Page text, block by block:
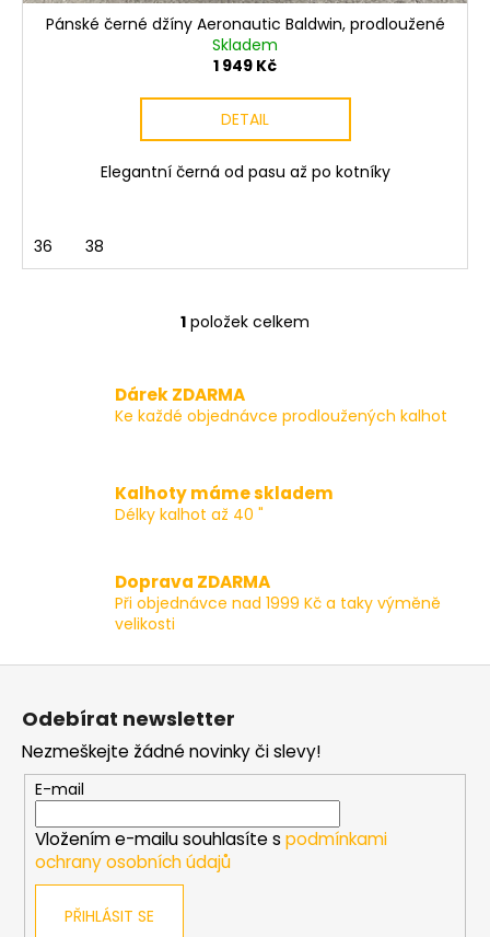
Pánské černé džíny Aeronautic Baldwin, prodloužené
Skladem
1 949 Kč
DETAIL
Elegantní černá od pasu až po kotníky
36 38
O
á
d
í
p
v
k
ý
s
u
1 položek celkem
Dárek ZDARMA
Ke každé objednávce prodloužených kalhot
Kalhoty máme skladem
Délky kalhot až 40 "
Doprava ZDARMA
Při objednávce nad 1999 Kč a taky výměně
velikosti
Z
Odebírat newsletter
Nezmeškejte žádné novinky či slevy!
E-mail
Vložením e-mailu souhlasíte s podmínkami
ochrany osobních údajů
PŘIHLÁSIT SE